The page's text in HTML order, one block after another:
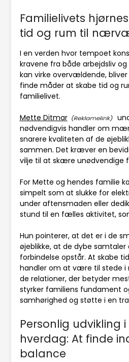
Familielivets
tid og rum til
I en verden hvor tempoet
kravene fra både arbejdsliv
kan virke overvældende,
finde måder at skabe tid og
familielivet.
Mette Ditmar
nødvendigvis handler om
snarere kvaliteten af de
sammen. Det kræver en
vilje til at skære unødvendige
For Mette og hendes familie
simpelt som at slukke for
under aftensmaden eller
stund til en fælles aktivitet,
Hun pointerer, at det er i de
øjeblikke, at de dybe
forbindelse opstår. At skabe
handler om at være til stede
de relationer, der betyder
styrker familiens fundament
samhørighed og støtte i en
Personlig udvikling
hverdag: At finde
balance